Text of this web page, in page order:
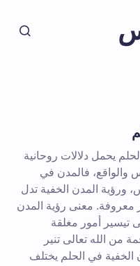
يحمل دلالات روحانية
فالمدن في
ورؤية المدن الخفية تدل
معنى رؤية المدن
تيسير أمور مغلقة
الله تعالى تنير
الخفية في الحلم يختلف